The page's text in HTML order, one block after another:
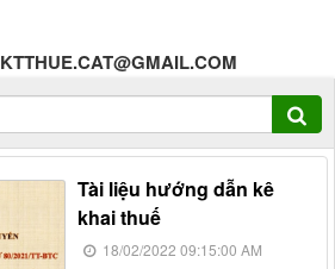
KTTHUE.CAT@GMAIL.COM
Tài liệu hướng dẫn kê
khai thuế
18/02/2022 09:15:00 AM